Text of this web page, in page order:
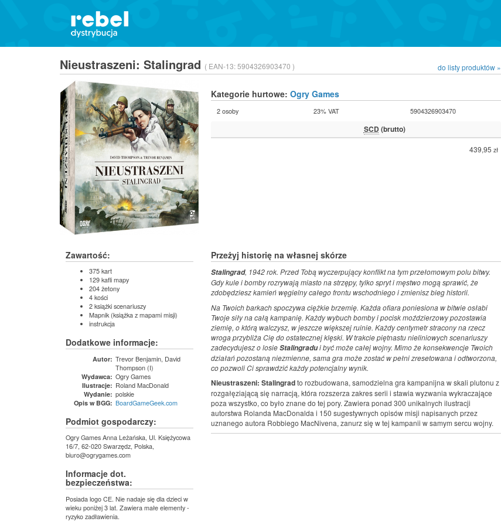
Nieustraszeni: Stalingrad ( EAN-13:5904326903470 ) do listy produktów »
Kategorie hurtowe: Ogry Games
2 osoby 23% VAT 5904326903470
SCD (brutto)
439,95 zł
Zawartość:
375 kart
129 kafli mapy
204 żetony
4 kości
2 książki scenariuszy
Mapnik (książka z mapami misji)
instrukcja
Dodatkowe informacje:
Autor: Trevor Benjamin, David
Thompson (I)
Wydawca: Ogry Games
Ilustracje: Roland MacDonald
Wydanie: polskie
Opis w BGG: BoardGameGeek.com
Podmiot gospodarczy:
Ogry Games Anna Leżańska, Ul. Księżycowa
16/7, 62-020 Swarzędz, Polska,
biuro@ogrygames.com
Informacje dot.
bezpieczeństwa:
Posiada logo CE. Nie nadaje się dla dzieci w
wieku poniżej 3 lat. Zawiera małe elementy -
ryzyko zadławienia.
Przeżyj historię na własnej skórze
Stalingrad, 1942 rok. Przed Tobą wyczerpujący konflikt na tym przełomowym polu bitwy.
Gdy kule i bomby rozrywają miasto na strzępy, tylko spryt i męstwo mogą sprawić, że
zdobędziesz kamień węgielny całego frontu wschodniego i zmienisz bieg historii.
Na Twoich barkach spoczywa ciężkie brzemię. Każda ofiara poniesiona w bitwie osłabi
Twoje siły na całą kampanię. Każdy wybuch bomby i pocisk moździerzowy pozostawia
ziemię, o którą walczysz, w jeszcze większej ruinie. Każdy centymetr stracony na rzecz
wroga przybliża Cię do ostatecznej klęski. W trakcie piętnastu nieliniowych scenariuszy
zadecydujesz o losieStalingradui być może całej wojny. Mimo że konsekwencje Twoich
działań pozostaną niezmienne, sama gra może zostać w pełni zresetowana i odtworzona,
co pozwoli Ci sprawdzić każdy potencjalny wynik.
Nieustraszeni: Stalingradto rozbudowana, samodzielna gra kampanijna w skali plutonu z
rozgałęziającą się narracją, która rozszerza zakres serii i stawia wyzwania wykraczające
poza wszystko, co było znane do tej pory. Zawiera ponad 300 unikalnych ilustracji
autorstwa Rolanda MacDonalda i 150 sugestywnych opisów misji napisanych przez
uznanego autora Robbiego MacNivena, zanurz się w tej kampanii w samym sercu wojny.